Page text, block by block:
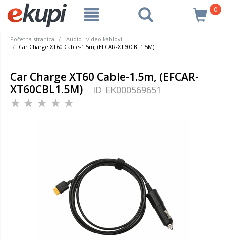
0
Početna stranica
Audio i video kablovi
Car Charge XT60 Cable-1.5m, (EFCAR-XT60CBL1.5M)
Car Charge XT60 Cable-1.5m, (EFCAR-
XT60CBL1.5M)
ID EK000569651